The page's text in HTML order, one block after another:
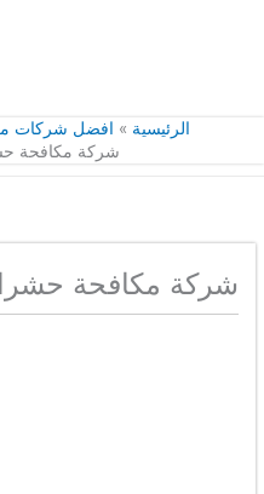
الرئيسية
افضل شركات
شركة مكافحة
شركة مكافحة